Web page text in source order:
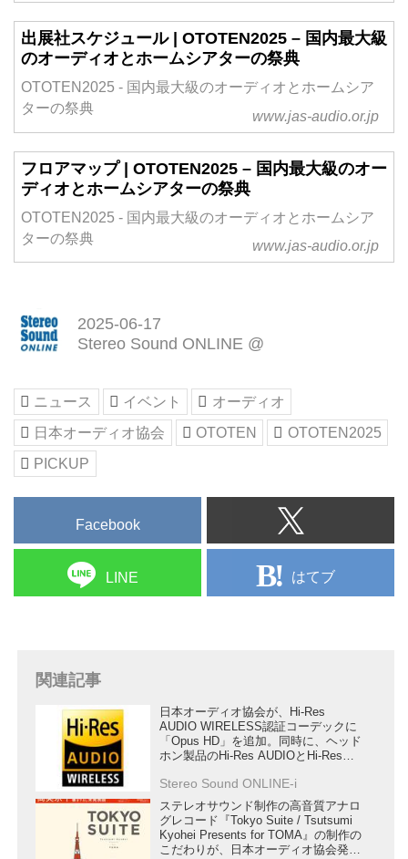
出展社スケジュール | OTOTEN2025 – 国内最大級
のオーディオとホームシアターの祭典
OTOTEN2025 - 国内最大級のオーディオとホームシア
ターの祭典
www.jas-audio.or.jp
フロアマップ | OTOTEN2025 – 国内最大級のオー
ディオとホームシアターの祭典
OTOTEN2025 - 国内最大級のオーディオとホームシア
ターの祭典
www.jas-audio.or.jp
2025-06-17
Stereo Sound ONLINE @
ニュース イベント
オーディオ
日本オーディオ協会
OTOTEN
OTOTEN2025
PICKUP
Facebook
LINE はてブ
関連記事
日本オーディオ協会が、Hi-Res
AUDIO WIRELESS認証コーデックに
「Opus HD」を追加。同時に、ヘッド
ホン製品のHi-Res AUDIOとHi-Res
Stereo Sound ONLINE-i
ステレオサウンド制作の高音質アナロ
グレコード『Tokyo Suite / Tsutsumi
Kyohei Presents for TOMA』の制作の
こだわりが、日本オーディオ協会発行